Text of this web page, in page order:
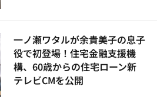
一ノ瀬ワタルが余貴美子の息子
役で初登場！住宅金融支援機
構、60歳からの住宅ローン新
テレビCMを公開